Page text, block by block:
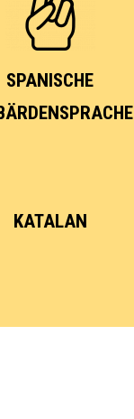
SPANISCHE
KATALAN